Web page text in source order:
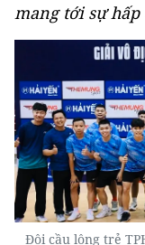
mang tới sự
Đội cầu lông trẻ